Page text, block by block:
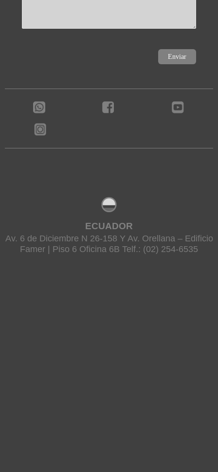
ECUADOR
Av. 6 de Diciembre N 26-158 Y Av. Orellana – Edificio
Famer | Piso 6 Oficina 6B Telf.: (02) 254-6535